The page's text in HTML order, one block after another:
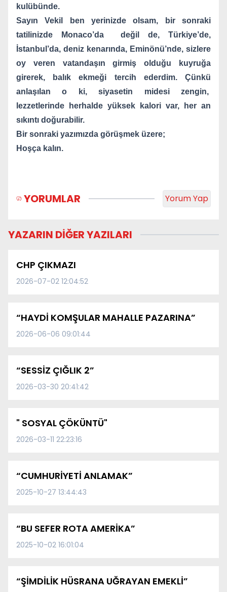
kulübünde.
Sayın Vekil ben yerinizde olsam, bir sonraki
tatilinizde Monaco’da
değil de, Türkiye’de,
İstanbul’da, deniz kenarında, Eminönü’nde, sizlere
oy veren vatandaşın girmiş olduğu kuyruğa
girerek, balık ekmeği tercih ederdim. Çünkü
anlaşılan o ki, siyasetin midesi zengin,
lezzetlerinde herhalde yüksek kalori var, her an
sıkıntı doğurabilir.
Bir sonraki yazımızda görüşmek üzere;
Hoşça kalın.
YORUMLAR Yorum Yap
YAZARIN DİĞER YAZILARI
CHP ÇIKMAZI
2026-07-02 12:04:52
“HAYDİ KOMŞULAR MAHALLE PAZARINA”
2026-06-06 09:01:44
“SESSİZ ÇIĞLIK 2”
2026-03-30 20:41:42
" SOSYAL ÇÖKÜNTÜ"
2026-03-11 22:23:16
“CUMHURİYETİ ANLAMAK”
2025-10-27 13:44:43
“BU SEFER ROTA AMERİKA”
2025-10-02 16:01:04
“ŞİMDİLİK HÜSRANA UĞRAYAN EMEKLİ”